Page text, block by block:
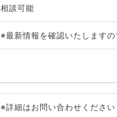
相談可能
※最新情報を確認いたします
※詳細はお問い合わせください